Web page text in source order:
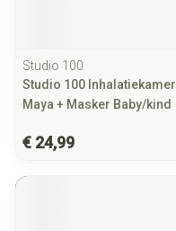
Studio 100
Studio 100 Inhalatiekamer
Maya + Masker Baby/kind
€ 24,99